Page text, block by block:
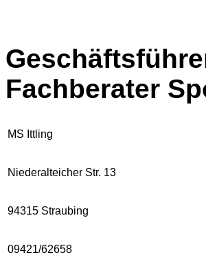
Fachberater
MS Ittling
Nieder­alteicher Str. 13
94315 Straubing
09421/62658